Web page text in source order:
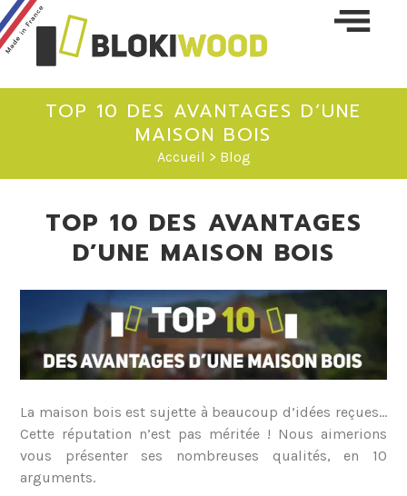
TOP 10 DES AVANTAGES D’UNE
MAISON BOIS
Accueil > Blog
TOP 10 DES AVANTAGES
D’UNE MAISON BOIS
La maison bois est sujette à beaucoup d’idées reçues…
Cette réputation n’est pas méritée ! Nous aimerions
vous présenter ses nombreuses qualités, en 10
arguments.